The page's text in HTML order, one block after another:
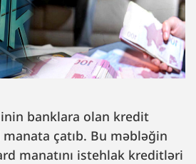
banklara olan kredit
çatıb. Bu məbləğin
manatını istehlak kreditləri